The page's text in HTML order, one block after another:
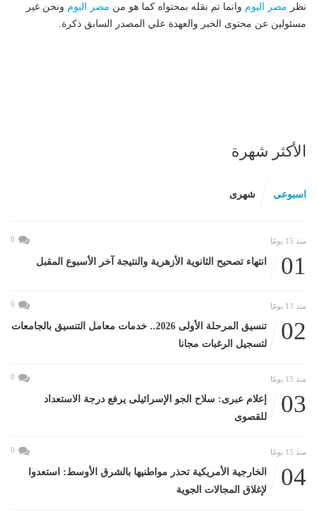
نظر مصر اليوم وانما تم نقله بمحتواه كما هو من مصر اليوم ونحن غير
مسئولين عن محتوى الخبر والعهدة علي المصدر السابق ذكرة.
الأكثر شهرة
اسبوعى شهرى
منذ 15 يومًا 0
01 انتهاء تصحيح الثانوية الأزهرية والنتيجة آخر الأسبوع المقبل
منذ 13 يومًا 0
02
تنسيق المرحلة الأولى 2026.. خدمات معامل التنسيق بالجامعات
لتسجيل الرغبات مجانا
منذ 15 يومًا 0
03
إعلام عبرى: سلاح الجو الإسرائيلى يرفع درجة الاستعداد
للقصوى
منذ 15 يومًا 0
04
الخارجية الأمريكية تحذر مواطنيها بالشرق الأوسط: استعدوا
لإغلاق المجالات الجوية